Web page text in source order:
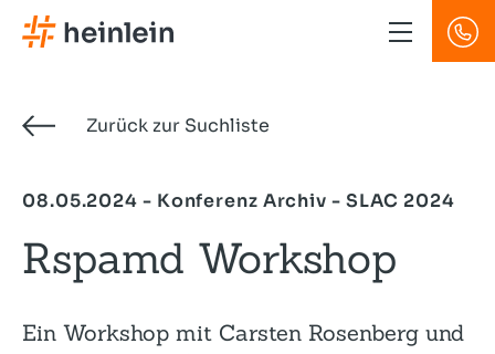
Direkt
zum
Zurück zur Suchliste
08.05.2024 - Konferenz Archiv - SLAC 2024
Rspamd Workshop
Ein Workshop mit Carsten Rosenberg und